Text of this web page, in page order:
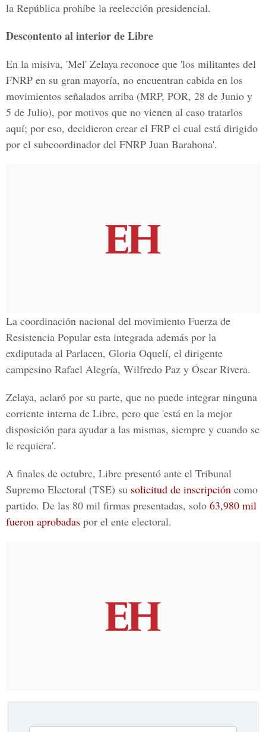
la República prohíbe la reelección presidencial.
Descontento al interior de Libre
En la misiva, 'Mel' Zelaya reconoce que 'los militantes del
FNRP en su gran mayoría, no encuentran cabida en los
movimientos señalados arriba (MRP, POR, 28 de Junio y
5 de Julio), por motivos que no vienen al caso tratarlos
aquí; por eso, decidieron crear el FRP el cual está dirigido
por el subcoordinador del FNRP Juan Barahona'.
La coordinación nacional del movimiento Fuerza de
Resistencia Popular esta integrada además por la
exdiputada al Parlacen, Gloria Oquelí, el dirigente
campesino Rafael Alegría, Wilfredo Paz y Óscar Rivera.
Zelaya, aclaró por su parte, que no puede integrar ninguna
corriente interna de Libre, pero que 'está en la mejor
disposición para ayudar a las mismas, siempre y cuando se
le requiera'.
A finales de octubre, Libre presentó ante el Tribunal
Supremo Electoral (TSE) su solicitud de inscripción como
partido. De las 80 mil firmas presentadas, solo 63,980 mil
fueron aprobadas por el ente electoral.